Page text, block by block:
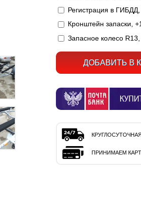
Регистрация в
Кронштейн запаски,
Запасное колесо
ПРИНИМАЕМ